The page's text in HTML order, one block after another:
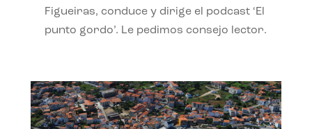
Figueiras, conduce y dirige el podcast ‘El
punto gordo’. Le pedimos consejo lector.